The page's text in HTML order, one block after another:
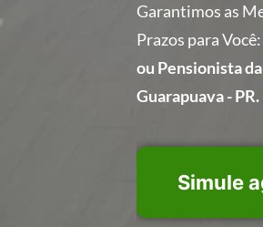
Garantimos as
Prazos para Você:
ou Pensionista
Guarapuava - PR.
Simule